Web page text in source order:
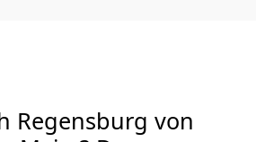
Regensburg von